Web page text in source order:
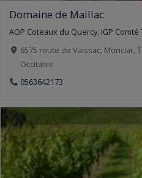
Domaine de Maillac
AOP Coteaux du Quercy, IGP
6575 route de Vaissac, Monclar,
Occitanie
0563642173